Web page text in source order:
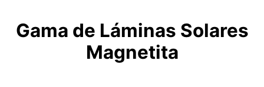
Gama de Láminas Solares
Magnetita